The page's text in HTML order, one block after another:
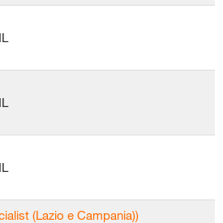
(Lazio e Campania))